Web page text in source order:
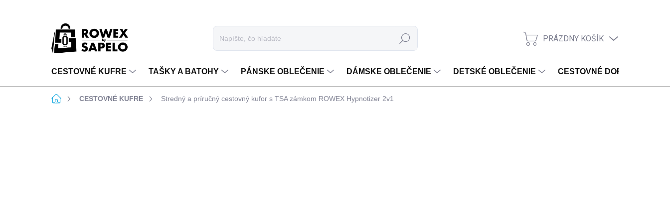
Hľadať NÁKUPNÝ KOŠÍK
PRÁZDNY KOŠÍK
CESTOVNÉ KUFRE TAŠKY A BATOHY PÁNSKE OBLEČENIE DÁMSKE OBLEČENIE DETSKÉ OBLEČENIE CESTOVNÉ DOPLNKY
DomovCESTOVNÉ KUFRE Stredný a príručný cestovný kufor s TSA zámkom ROWEX Hypnotizer 2v1